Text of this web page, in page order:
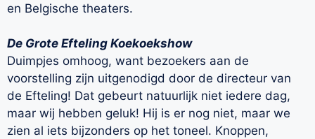
en Belgische theaters.
De Grote Efteling Koekoekshow
Duimpjes omhoog, want bezoekers aan de
voorstelling zijn uitgenodigd door de directeur van
de Efteling! Dat gebeurt natuurlijk niet iedere dag,
maar wij hebben geluk! Hij is er nog niet, maar we
zien al iets bijzonders op het toneel. Knoppen,